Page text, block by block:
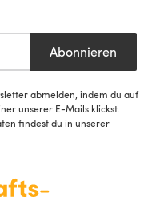
Abonnieren
abmelden, indem du auf
unserer E-Mails klickst.
findest du in unserer